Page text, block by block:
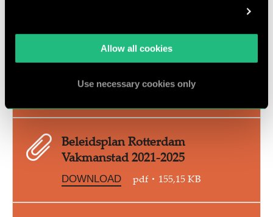
Allow all cookies
Use necessary cookies only
Jaarverslag-Rotterdam-
Beleidsplan Rotterdam
Vakmanstad 2021-2025
DOWNLOAD pdf 155,15 KB